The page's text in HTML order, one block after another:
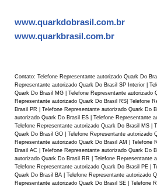
www.quarkdobrasil.com.br
www.quarkbrasil.com.br
Contato: Telefone Representante autorizado Quark Do
Representante autorizado Quark Do Brasil SP Interior |
Quark Do Brasil MG | Telefone Representante autorizado
Representante autorizado Quark Do Brasil RS| Telefone
Brasil PR | Telefone Representante autorizado Quark Do
autorizado Quark Do Brasil ES | Telefone Representante
Telefone Representante autorizado Quark Do Brasil MS |
Quark Do Brasil GO | Telefone Representante autorizado
Representante autorizado Quark Do Brasil AM | Telefone
Brasil AC | Telefone Representante autorizado Quark Do
autorizado Quark Do Brasil RR | Telefone Representante
Telefone Representante autorizado Quark Do Brasil PE |
Quark Do Brasil BA | Telefone Representante autorizado
Representante autorizado Quark Do Brasil SE | Telefone